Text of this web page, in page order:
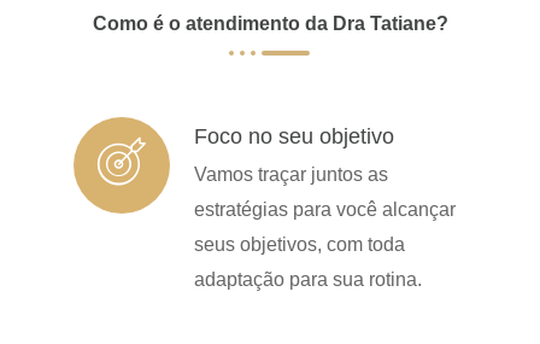
Como é o atendimento da Dra Tatiane?
Foco no seu objetivo
Vamos traçar juntos as
estratégias para você alcançar
seus objetivos, com toda
adaptação para sua rotina.